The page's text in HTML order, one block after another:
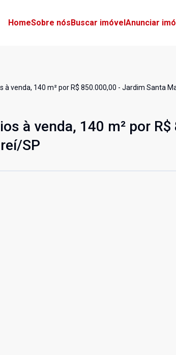
HomeSobre nósBuscar imóvelAnunciar
à venda, 140 m² por R$ 850.000,00 - Jardim Santa
à venda, 140 m² por R$
SP